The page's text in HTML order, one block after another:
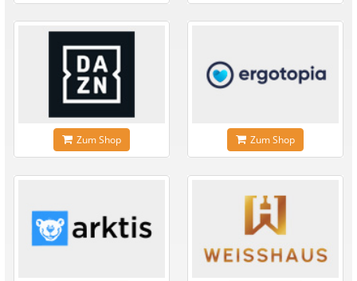
Zum Shop Zum Shop